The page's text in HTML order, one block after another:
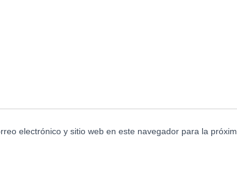
electrónico y sitio web en este navegador para la